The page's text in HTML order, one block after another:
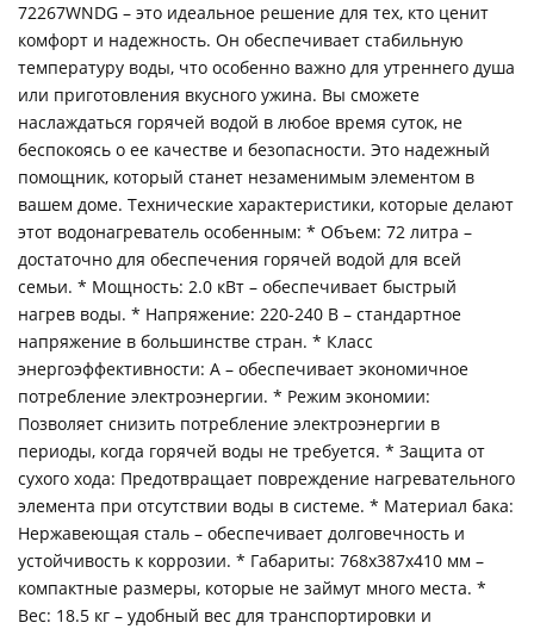
72267WNDG – это идеальное решение для тех, кто ценит
комфорт и надежность. Он обеспечивает стабильную
температуру воды, что особенно важно для утреннего душа
или приготовления вкусного ужина. Вы сможете
наслаждаться горячей водой в любое время суток, не
беспокоясь о ее качестве и безопасности. Это надежный
помощник, который станет незаменимым элементом в
вашем доме. Технические характеристики, которые делают
этот водонагреватель особенным: * Объем: 72 литра –
достаточно для обеспечения горячей водой для всей
семьи. * Мощность: 2.0 кВт – обеспечивает быстрый
нагрев воды. * Напряжение: 220-240 В – стандартное
напряжение в большинстве стран. * Класс
энергоэффективности: A – обеспечивает экономичное
потребление электроэнергии. * Режим экономии:
Позволяет снизить потребление электроэнергии в
периоды, когда горячей воды не требуется. * Защита от
сухого хода: Предотвращает повреждение нагревательного
элемента при отсутствии воды в системе. * Материал бака:
Нержавеющая сталь – обеспечивает долговечность и
устойчивость к коррозии. * Габариты: 768х387х410 мм –
компактные размеры, которые не займут много места. *
Вес: 18.5 кг – удобный вес для транспортировки и